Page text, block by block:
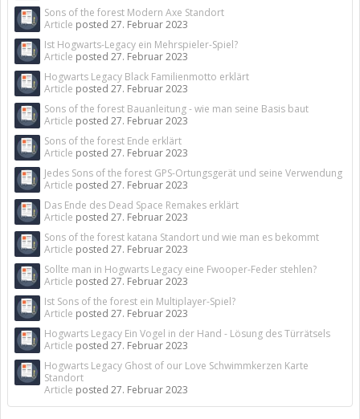
Sons of the forest Modern Axe Standort
Article posted 27. Februar 2023
Ist Hogwarts-Legacy ein Mehrspieler-Spiel?
Article posted 27. Februar 2023
Hogwarts Legacy Black Familienmotto erklärt
Article posted 27. Februar 2023
Sons of the forest Bauanleitung - wie man seine Basis baut
Article posted 27. Februar 2023
Sons of the forest Ende erklärt
Article posted 27. Februar 2023
Jedes Sons of the forest GPS-Ortungsgerät und seine Verwendung
Article posted 27. Februar 2023
Das Ende des Dead Space Remakes erklärt
Article posted 27. Februar 2023
Sons of the forest katana Standort und wie man es bekommt
Article posted 27. Februar 2023
Sollte man in Hogwarts Legacy eine Fwooper-Feder stehlen?
Article posted 27. Februar 2023
Ist Sons of the forest ein Multiplayer-Spiel?
Article posted 27. Februar 2023
Hogwarts Legacy Ein Vogel in der Hand - Lösung des Türrätsels
Article posted 27. Februar 2023
Hogwarts Legacy Ghost of our Love Schwimmkerzen Karte
Standort
Article posted 27. Februar 2023